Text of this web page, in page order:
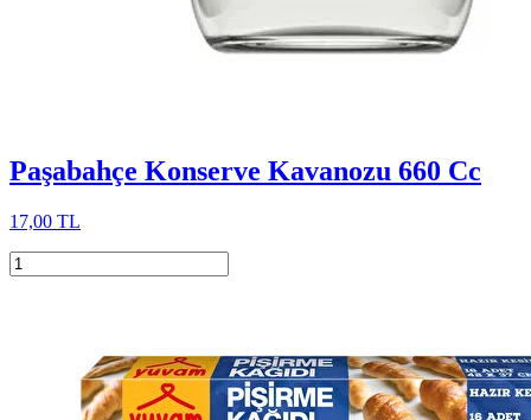
Paşabahçe Konserve Kavanozu 660 Cc
17,00 TL